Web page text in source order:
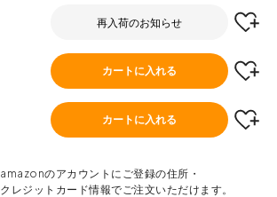
再入荷のお知らせ
カートに入れる
カートに入れる
amazonのアカウントにご登録の住所・
クレジットカード情報でご注文いただけます。